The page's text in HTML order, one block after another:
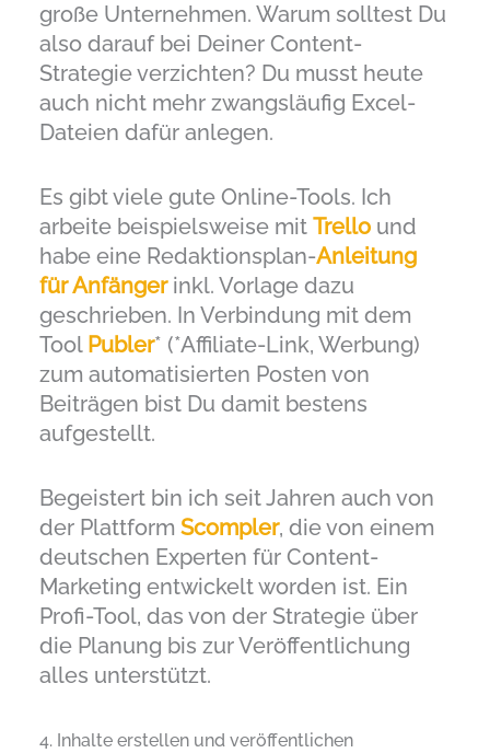
große Unternehmen. Warum solltest Du
also darauf bei Deiner Content-
Strategie verzichten? Du musst heute
auch nicht mehr zwangsläufig Excel-
Dateien dafür anlegen.
Es gibt viele gute Online-Tools. Ich
arbeite beispielsweise mitTrello und
habe eine Redaktionsplan-Anleitung
für Anfängerinkl. Vorlage dazu
geschrieben. In Verbindung mit dem
Tool Publer* (*Affiliate-Link, Werbung)
zum automatisierten Posten von
Beiträgen bist Du damit bestens
aufgestellt.
Begeistert bin ich seit Jahren auch von
der PlattformScompler, die von einem
deutschen Experten für Content-
Marketing entwickelt worden ist. Ein
Profi-Tool, das von der Strategie über
die Planung bis zur Veröffentlichung
alles unterstützt.
4. Inhalte erstellen und veröffentlichen